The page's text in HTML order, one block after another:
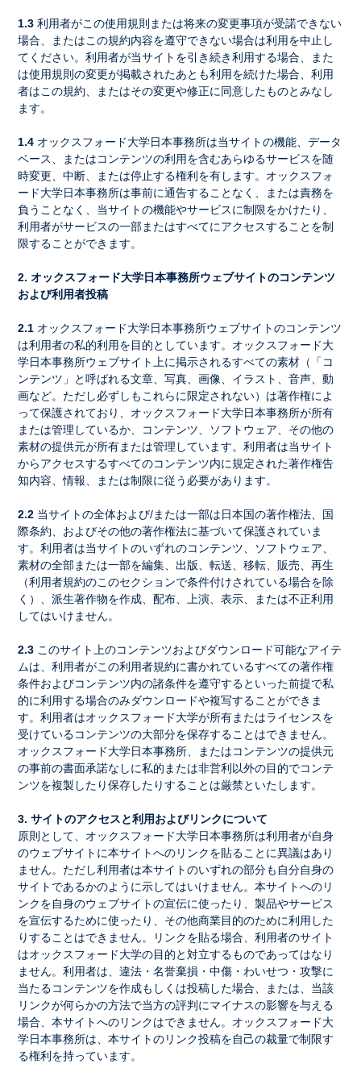
1.3 利用者がこの使用規則または将来の変更事項が受諾できない
場合、またはこの規約内容を遵守できない場合は利用を中止し
てください。利用者が当サイトを引き続き利用する場合、また
は使用規則の変更が掲載されたあとも利用を続けた場合、利用
者はこの規約、またはその変更や修正に同意したものとみなし
ます。
1.4 オックスフォード大学日本事務所は当サイトの機能、データ
ベース、またはコンテンツの利用を含むあらゆるサービスを随
時変更、中断、または停止する権利を有します。オックスフォ
ード大学日本事務所は事前に通告することなく、または責務を
負うことなく、当サイトの機能やサービスに制限をかけたり、
利用者がサービスの一部またはすべてにアクセスすることを制
限することができます。
2. オックスフォード大学日本事務所ウェブサイトのコンテンツ
および利用者投稿
2.1 オックスフォード大学日本事務所ウェブサイトのコンテンツ
は利用者の私的利用を目的としています。オックスフォード大
学日本事務所ウェブサイト上に掲示されるすべての素材（「コ
ンテンツ」と呼ばれる文章、写真、画像、イラスト、音声、動
画など。ただし必ずしもこれらに限定されない）は著作権によ
って保護されており、オックスフォード大学日本事務所が所有
または管理しているか、コンテンツ、ソフトウェア、その他の
素材の提供元が所有または管理しています。利用者は当サイト
からアクセスするすべてのコンテンツ内に規定された著作権告
知内容、情報、または制限に従う必要があります。
2.2 当サイトの全体および/または一部は日本国の著作権法、国
際条約、およびその他の著作権法に基づいて保護されていま
す。利用者は当サイトのいずれのコンテンツ、ソフトウェア、
素材の全部または一部を編集、出版、転送、移転、販売、再生
（利用者規約のこのセクションで条件付けされている場合を除
く）、派生著作物を作成、配布、上演、表示、または不正利用
してはいけません。
2.3 このサイト上のコンテンツおよびダウンロード可能なアイテ
ムは、利用者がこの利用者規約に書かれているすべての著作権
条件およびコンテンツ内の諸条件を遵守するといった前提で私
的に利用する場合のみダウンロードや複写することができま
す。利用者はオックスフォード大学が所有またはライセンスを
受けているコンテンツの大部分を保存することはできません。
オックスフォード大学日本事務所、またはコンテンツの提供元
の事前の書面承諾なしに私的または非営利以外の目的でコンテ
ンツを複製したり保存したりすることは厳禁といたします。
3. サイトのアクセスと利用およびリンクについて
原則として、オックスフォード大学日本事務所は利用者が自身
のウェブサイトに本サイトへのリンクを貼ることに異議はあり
ません。ただし利用者は本サイトのいずれの部分も自分自身の
サイトであるかのように示してはいけません。本サイトへのリ
ンクを自身のウェブサイトの宣伝に使ったり、製品やサービス
を宣伝するために使ったり、その他商業目的のために利用した
りすることはできません。リンクを貼る場合、利用者のサイト
はオックスフォード大学の目的と対立するものであってはなり
ません。利用者は、違法・名誉棄損・中傷・わいせつ・攻撃に
当たるコンテンツを作成もしくは投稿した場合、または、当該
リンクが何らかの方法で当方の評判にマイナスの影響を与える
場合、本サイトへのリンクはできません。オックスフォード大
学日本事務所は、本サイトのリンク投稿を自己の裁量で制限す
る権利を持っています。